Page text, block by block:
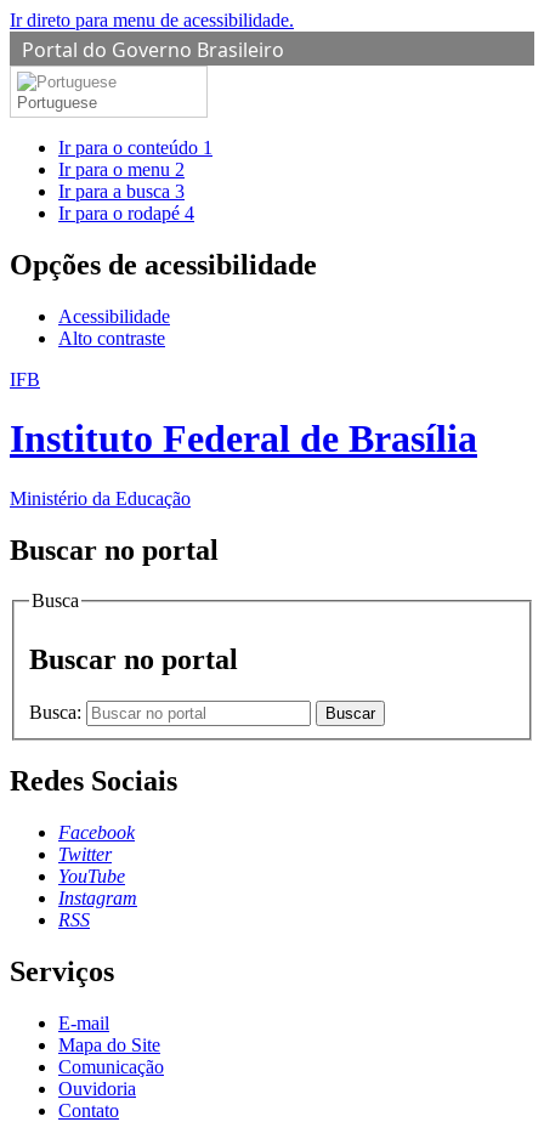
Ir direto para menu de acessibilidade.
Portal do Governo Brasileiro
Portuguese
Ir para o conteúdo 1
Ir para o menu 2
Ir para a busca 3
Ir para o rodapé 4
Opções de acessibilidade
Acessibilidade
Alto contraste
IFB
Instituto Federal de Brasília
Ministério da Educação
Buscar no portal
Busca
Buscar no portal
Busca: Buscar
Redes Sociais
Facebook
Twitter
YouTube
Instagram
RSS
Serviços
E-mail
Mapa do Site
Comunicação
Ouvidoria
Contato